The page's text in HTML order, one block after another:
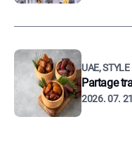
UAE, STYLE
Partage
2026. 07. 21